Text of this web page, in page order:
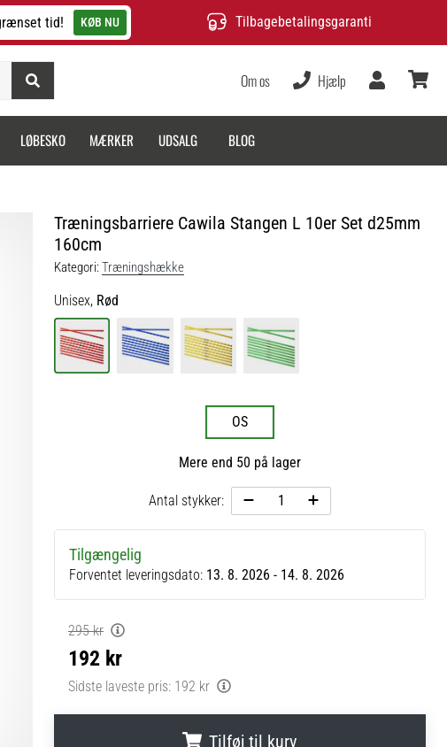
tid! KØB NU Tilbagebetalingsgaranti
Om os Hjælp
Bruger
LØBESKO MÆRKER UDSALG BLOG
Træningsbarriere Cawila Stangen L 10er Set d25mm
160cm
Kategori:Træningshække
Unisex, Rød
OS
Mere end 50 på lager
Antal stykker:
Tilgængelig
Forventet leveringsdato: 13. 8. 2026 - 14. 8. 2026
295 kr
192 kr
Sidste laveste pris: 192 kr
Tilføj til kurv